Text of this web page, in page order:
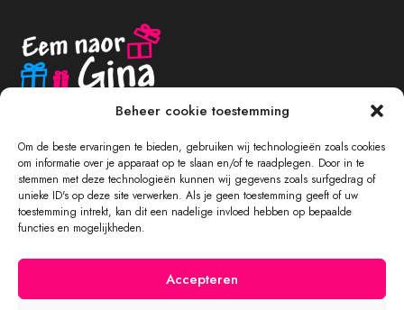
Beheer cookie toestemming
Om de beste ervaringen te bieden, gebruiken wij technologieën zoals cookies
om informatie over je apparaat op te slaan en/of te raadplegen. Door in te
stemmen met deze technologieën kunnen wij gegevens zoals surfgedrag of
unieke ID's op deze site verwerken. Als je geen toestemming geeft of uw
toestemming intrekt, kan dit een nadelige invloed hebben op bepaalde
functies en mogelijkheden.
Accepteren
NAVIGATIE